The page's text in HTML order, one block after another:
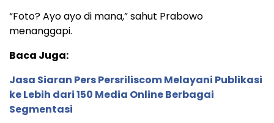
“Foto? Ayo ayo di mana,” sahut Prabowo
menanggapi.
Baca Juga:
Jasa Siaran Pers Persriliscom Melayani Publikasi
ke Lebih dari 150 Media Online Berbagai
Segmentasi